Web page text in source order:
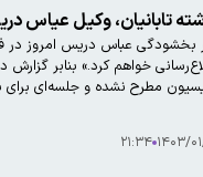
کرد؛ یک صرافی ایرانی دیگر
تابانیان، وکیل عیاس
خواهم کرد.» بنابر
مطرح نشده و جلسه‌ای
۰۱/۲۵ ۲۱:۳۴